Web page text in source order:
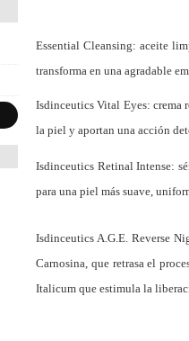
Essential Cleansing: aceite
transforma en una agradable
Isdinceutics Vital Eyes: crema
la piel y aportan una acción
Isdinceutics Retinal Intense:
para una piel más suave,
Isdinceutics A.G.E. Reverse
Carnosina, que retrasa el
Italicum que estimula la